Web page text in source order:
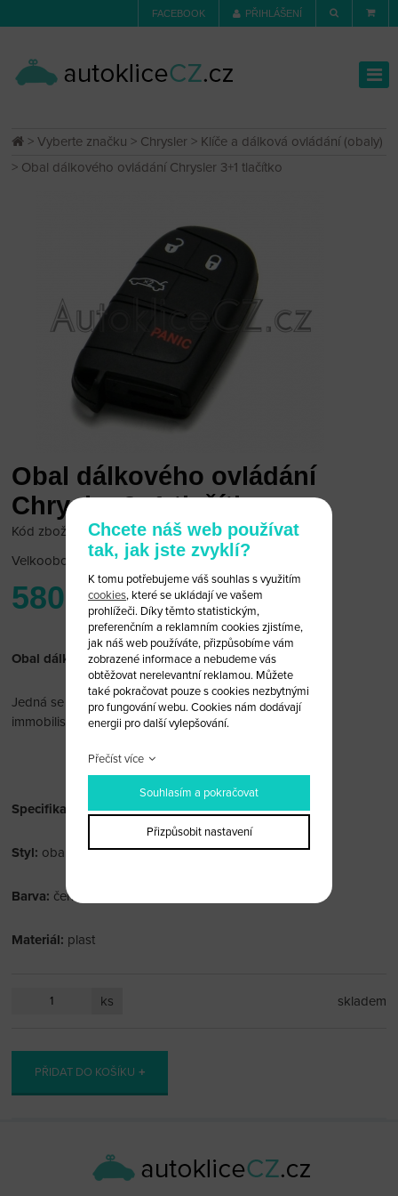
FACEBOOK PŘIHLÁŠENÍ
>Vyberte značku > Chrysler > Klíče a dálková ovládání (obaly)
> Obal dálkového ovládání Chrysler 3+1 tlačítko
Obal dálkového ovládání
Chrysler 3+1 tlačítko
Kód zboží: Chrysler-B35C
Velkoobchodní cena:po přihlášení
580 Kč
Obal dálkového ovládání Chrysler 3+1 tlačítko
Jedná se pouze o obal bez dálkového ovládání a čipu
immobiliseru.
Specifikace:
Styl: obal
Barva: černá
Materiál: plast
ks skladem
PŘIDAT DO KOŠÍKU
Chcete náš web používat
tak, jak jste zvyklí?
K tomu potřebujeme váš souhlas s využitím
cookies, které se ukládají ve vašem
prohlížeči. Díky těmto statistickým,
preferenčním a reklamním cookies zjistíme,
jak náš web používáte, přizpůsobíme vám
zobrazené informace a nebudeme vás
obtěžovat nerelevantní reklamou. Můžete
také pokračovat pouze s cookies nezbytnými
pro fungování webu. Cookies nám dodávají
energii pro další vylepšování.
Přečíst více
Souhlasím a pokračovat
Přizpůsobit nastavení